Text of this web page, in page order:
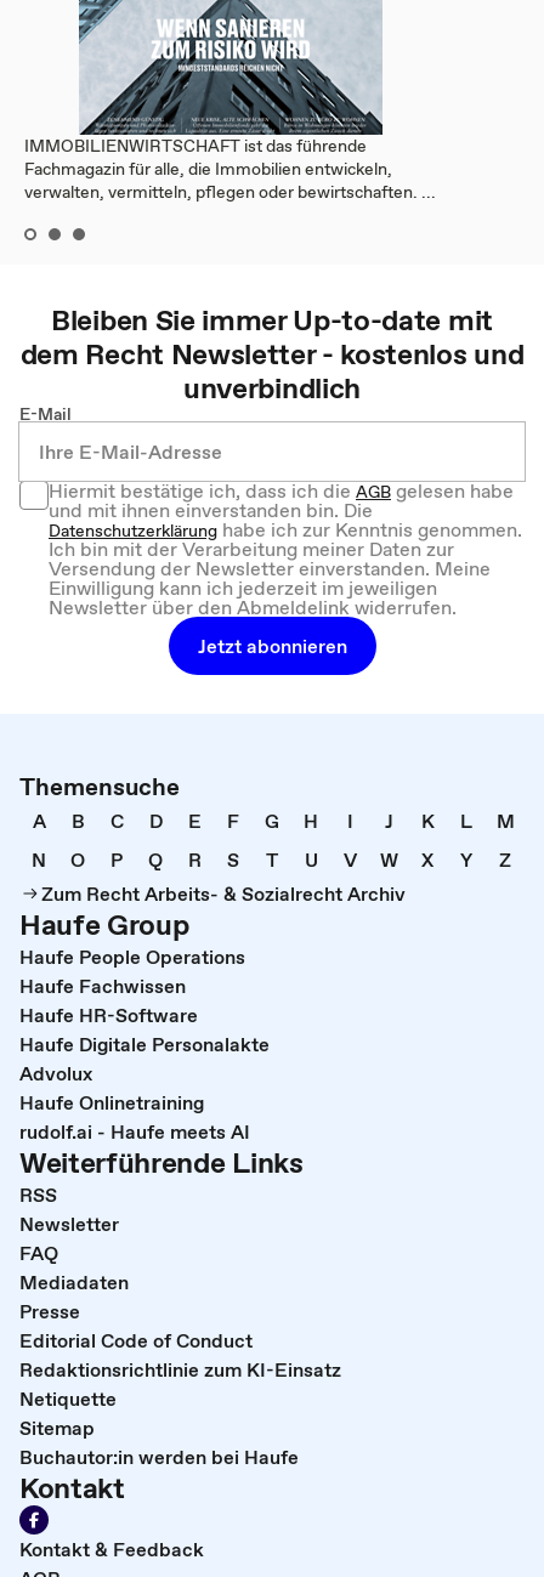
IMMOBILIENWIRTSCHAFT ist das führende
Fachmagazin für alle, die Immobilien entwickeln,
verwalten, vermitteln, pflegen oder bewirtschaften. ...
Bleiben Sie immer Up-to-date mit
dem Recht Newsletter - kostenlos und
unverbindlich
E-Mail
Hiermit bestätige ich, dass ich dieAGBgelesen habe
und mit ihnen einverstanden bin. Die
Datenschutzerklärung habe ich zur Kenntnis genommen.
Ich bin mit der Verarbeitung meiner Daten zur
Versendung der Newsletter einverstanden. Meine
Einwilligung kann ich jederzeit im jeweiligen
Newsletter über den Abmeldelink widerrufen.
Jetzt abonnieren
Themensuche
A B C D E F G H I J K L
M
N
O P Q R S T U V W X Y
Z
Zum Recht Arbeits- & Sozialrecht Archiv
Haufe Group
Haufe People Operations
Haufe Fachwissen
Haufe HR-Software
Haufe Digitale Personalakte
Advolux
Haufe Onlinetraining
rudolf.ai - Haufe meets AI
Weiterführende Links
RSS
Newsletter
FAQ
Mediadaten
Presse
Editorial Code of Conduct
Redaktionsrichtlinie zum KI-Einsatz
Netiquette
Sitemap
Buchautor:in werden bei Haufe
Kontakt
Kontakt & Feedback